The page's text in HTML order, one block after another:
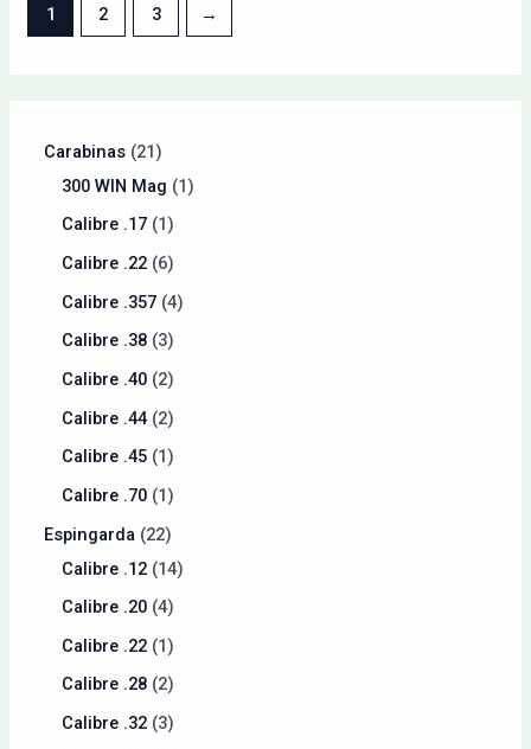
Carabinas 21
300 WIN Mag
1
Calibre .17 1
Calibre .22 6
Calibre .357 4
Calibre .38 3
Calibre .40 2
Calibre .44 2
Calibre .45 1
Calibre .70 1
Espingarda
22
Calibre .12 14
Calibre .20 4
Calibre .22 1
Calibre .28 2
Calibre .32 3
1 2 3 →